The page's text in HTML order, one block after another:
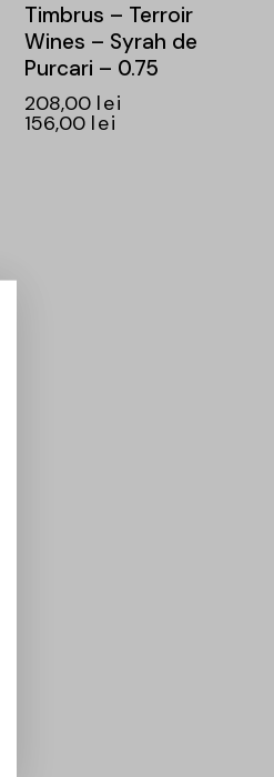
Timbrus – Terroir
Wines – Syrah de
Purcari – 0.75
208,00 lei
156,00 lei